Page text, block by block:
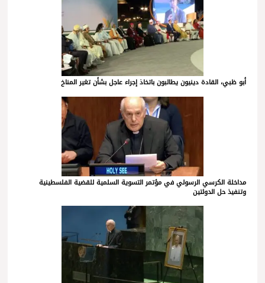
أبو ظبي، القادة دينيون يطالبون باتخاذ إجراء عاجل بشأن تغير المناخ
مداخلة الكرسي الرسولي في مؤتمر التسوية السلمية للقضية الفلسطينية
وتنفيذ حل الدولتين